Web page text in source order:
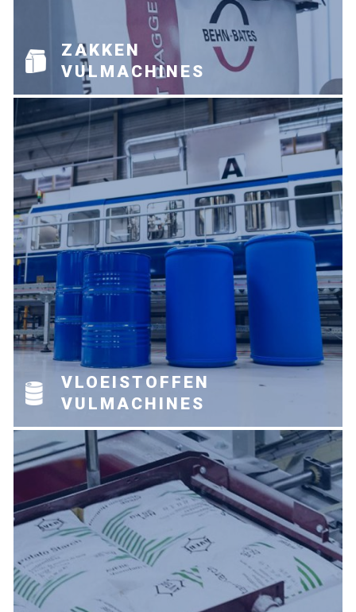
ZAKKEN
VULMACHINES
VLOEISTOFFEN
VULMACHINES
ZOEK?